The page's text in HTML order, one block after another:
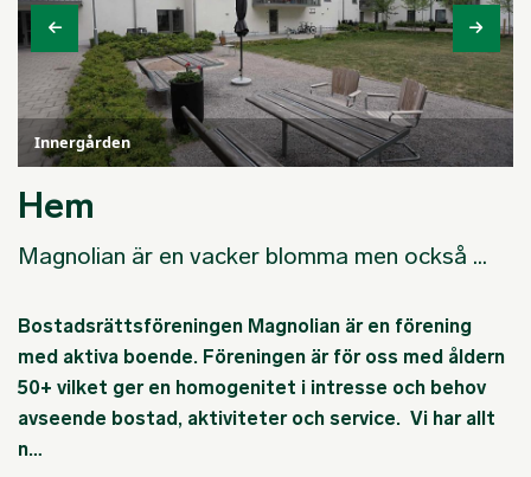
Hem
Magnolian är en vacker blomma men också ...
Bostadsrättsföreningen Magnolian är en förening
med aktiva boende. Föreningen är för oss med åldern
50+ vilket ger en homogenitet i intresse och behov
avseende bostad, aktiviteter och service. Vi har allt
n…
Innergården